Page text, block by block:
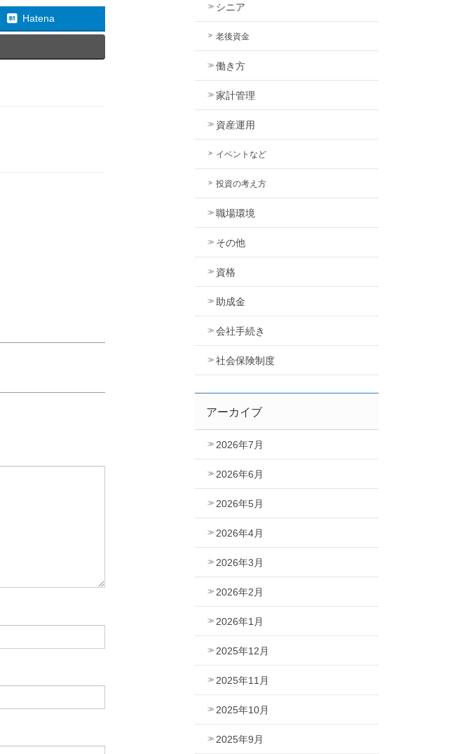
Hatena
シニア
老後資金
働き方
家計管理
資産運用
イベントなど
投資の考え方
職場環境
その他
資格
助成金
会社手続き
社会保険制度
アーカイブ
2026年7月
2026年6月
2026年5月
2026年4月
2026年3月
2026年2月
2026年1月
2025年12月
2025年11月
2025年10月
2025年9月